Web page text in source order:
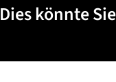
Dies könnte